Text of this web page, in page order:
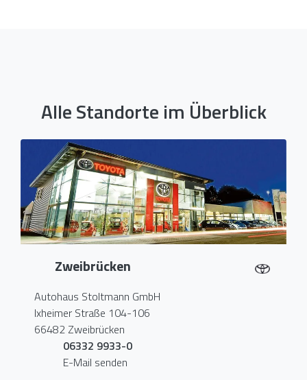
Alle Standorte im Überblick
Zweibrücken
Autohaus Stoltmann GmbH
Ixheimer Straße 104-106
66482 Zweibrücken
06332 9933-0
E-Mail senden